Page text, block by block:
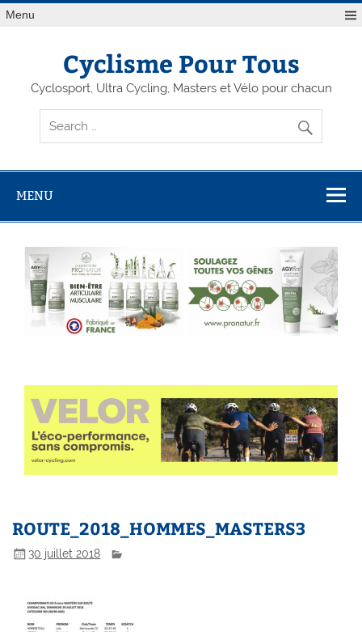
Menu
Cyclisme Pour Tous
Cyclosport, Ultra Cycling, Masters et Vélo pour chacun
MENU
ROUTE_2018_HOMMES_MASTERS3
30 juillet 2018